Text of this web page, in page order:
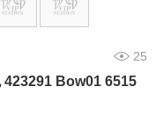
25
Bow01 6515